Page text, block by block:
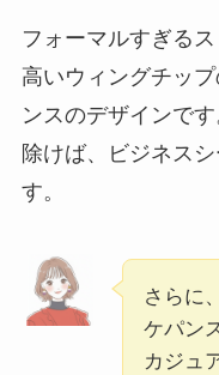
フォーマルすぎる
高いウィングチッ
ンスのデザインで
除けば、ビジネス
す。
さらに
ケパン
カジュ